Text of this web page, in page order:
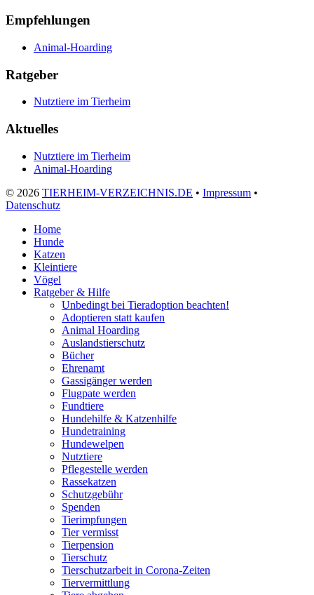
Empfehlungen
Animal-Hoarding
Ratgeber
Nutztiere im Tierheim
Aktuelles
Nutztiere im Tierheim
Animal-Hoarding
© 2026 TIERHEIM-VERZEICHNIS.DE • Impressum •
Datenschutz
Home
Hunde
Katzen
Kleintiere
Vögel
Ratgeber & Hilfe
Unbedingt bei Tieradoption beachten!
Adoptieren statt kaufen
Animal Hoarding
Auslandstierschutz
Bücher
Ehrenamt
Gassigänger werden
Flugpate werden
Fundtiere
Hundehilfe & Katzenhilfe
Hundetraining
Hundewelpen
Nutztiere
Pflegestelle werden
Rassekatzen
Schutzgebühr
Spenden
Tierimpfungen
Tier vermisst
Tierpension
Tierschutz
Tierschutzarbeit in Corona-Zeiten
Tiervermittlung